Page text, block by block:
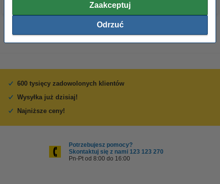
Zaakceptuj
Odrzuć
600 tysięcy zadowolonych klientów
Wysyłka już dzisiaj!
Najniższe ceny!
Potrzebujesz pomocy?
Skontaktuj się z nami 123 123 270
Pn-Pt od 8:00 do 16:00